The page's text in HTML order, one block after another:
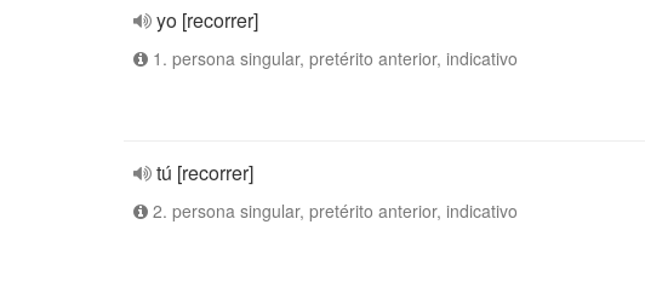
yo [recorrer]
1. persona singular, pretérito anterior, indicativo
tú [recorrer]
2. persona singular, pretérito anterior, indicativo